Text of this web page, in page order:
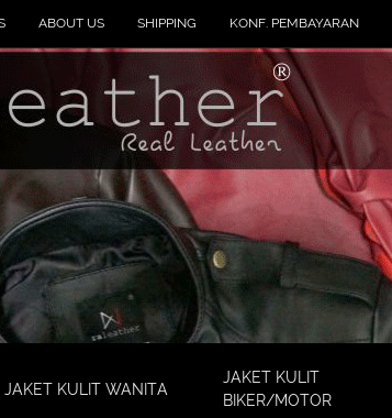
ABOUT US SHIPPING KONF. PEMBAYARAN
JAKET KULIT WANITA
JAKET KULIT
BIKER/MOTOR